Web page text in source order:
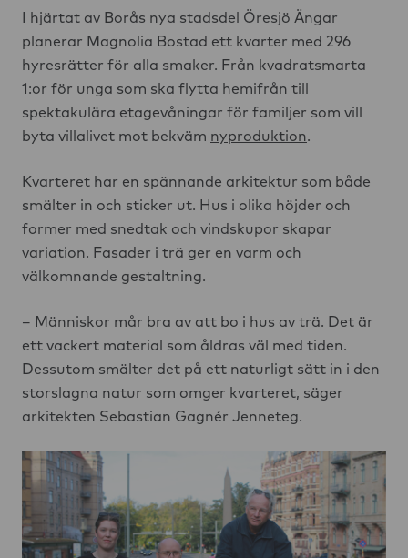
I hjärtat av Borås nya stadsdel Öresjö Ängar
planerar Magnolia Bostad ett kvarter med 296
hyresrätter för alla smaker. Från kvadratsmarta
1:or för unga som ska flytta hemifrån till
spektakulära etagevåningar för familjer som vill
byta villalivet mot bekväm nyproduktion.
Kvarteret har en spännande arkitektur som både
smälter in och sticker ut. Hus i olika höjder och
former med snedtak och vindskupor skapar
variation. Fasader i trä ger en varm och
välkomnande gestaltning.
– Människor mår bra av att bo i hus av trä. Det är
ett vackert material som åldras väl med tiden.
Dessutom smälter det på ett naturligt sätt in i den
storslagna natur som omger kvarteret, säger
arkitekten Sebastian Gagnér Jenneteg.